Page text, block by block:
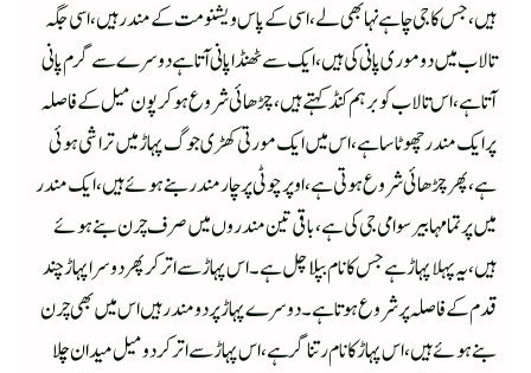
ہیں،جس کا جی چاہے نہا بھی لے،اسی کے پاس ویشنو مت کے مندر ہیں،اسی جگہ
تالاب میں دو موری پانی کی ہیں ،ایک سے ٹھنڈا پانی آتا ہےدوسرے سے گرم پانی
آتا ہے،اس تالاب کو برہم کنڈ کہتے ہیں،چڑھائی شروع ہوکر پون میل کے فاصلہ
پر ایک مندر چھوٹا سا ہے ،اس میں ایک مورتی کھڑی جوگ پہاڑ میں تراشی ہوئی
ہے،پھر چڑھائی شروع ہوتی ہے،اوپر چوٹی پر چار مندر بنے ہوئے ہیں،ایک مندر
میں پرتما مہابیر سوامی جی کی ہے،باقی تین مندروں میں صرف چرن بنے ہوئے
ہیں ،یہ پہلا پہاڑ ہے جس کا نام بپلا چل ہے۔اس پہاڑ سے اتر کر پھر دوسرا پہاڑ چند
قدم کے فاصلہ پر شروع ہوتا ہے۔دوسرے پہاڑ پر دومندر ہیں اس میں بھی چرن
بنے ہوئے ہیں ،اس پہاڑ کانام رتناگر ہے،اس پہاڑ سے اتر کر دومیل میدان چلا